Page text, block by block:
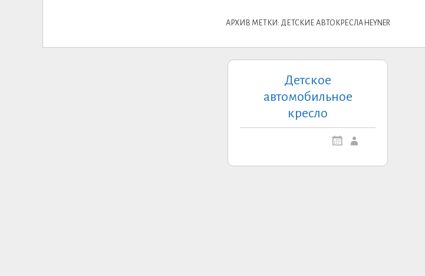
АРХИВ МЕТКИ: ДЕТСКИЕ АВТОКРЕСЛА HEYNER
Детское
автомобильное
кресло